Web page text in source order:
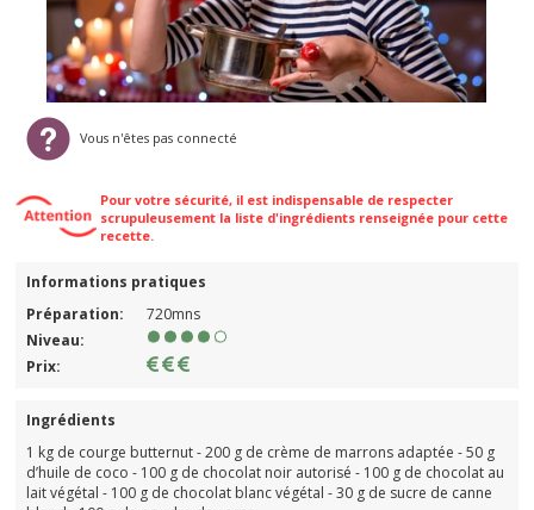
Vous n'êtes pas connecté
Pour votre sécurité, il est indispensable de respecter
scrupuleusement la liste d'ingrédients renseignée pour cette
recette.
Informations pratiques
Préparation:
720mns
Niveau:
Prix:
Ingrédients
1 kg de courge butternut - 200 g de crème de marrons adaptée - 50 g
d’huile de coco - 100 g de chocolat noir autorisé - 100 g de chocolat au
lait végétal - 100 g de chocolat blanc végétal - 30 g de sucre de canne